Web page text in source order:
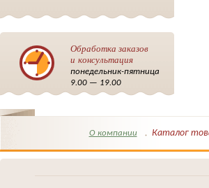
Обработка заказов
и консультация
понедельник-пятница
9.00 — 19.00
О компании Каталог